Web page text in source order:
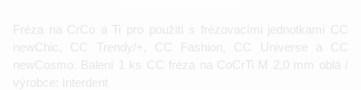
Fréza na CrCo a Ti pro použití s frézovacími jednotkami CC
newChic, CC Trendy/+, CC Fashion, CC Universe a CC
newCosmo. Balení 1 ks CC fréza na CoCrTi M 2,0 mm oblá /
výrobce: Interdent